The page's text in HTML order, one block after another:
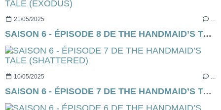
21/05/2025 …
SAISON 6 - ÉPISODE 8 DE THE HANDMAID’S TALE (EXODUS)
10/05/2025
SAISON 6 - ÉPISODE 7 DE THE HANDMAID’S TALE (SHATTERED)